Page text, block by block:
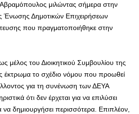
μιλώντας σήμερα στην
Ένωσης Δημοτικών Επιχειρήσεων
που πραγματοποιήθηκε στην
του Διοικητικού Συμβουλίου της
έκτρωμα το σχέδιο νόμου που προωθεί
για τη συνένωση των ΔΕΥΑ
ότι δεν έρχεται για να επιλύσει
δημιουργήσει περισσότερα. Επιπλέον,